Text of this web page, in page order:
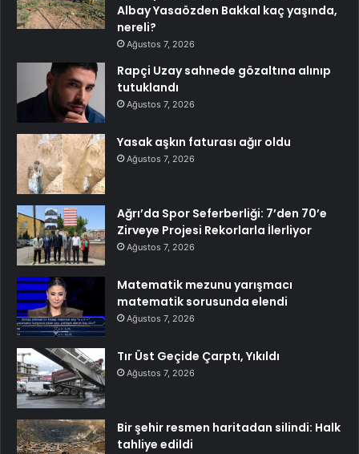
Albay Yasaözden Bakkal kaç yaşında,
nereli?
Ağustos 7, 2026
Rapçi Uzay sahnede gözaltına alınıp
tutuklandı
Ağustos 7, 2026
Yasak aşkın faturası ağır oldu
Ağustos 7, 2026
Ağrı’da Spor Seferberliği: 7’den 70’e
Zirveye Projesi Rekorlarla İlerliyor
Ağustos 7, 2026
Matematik mezunu yarışmacı
matematik sorusunda elendi
Ağustos 7, 2026
Tır Üst Geçide Çarptı, Yıkıldı
Ağustos 7, 2026
Bir şehir resmen haritadan silindi: Halk
tahliye edildi